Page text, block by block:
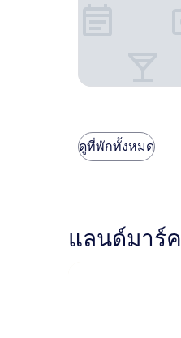
คืน
ที่
ชั่วโมง
ดูที่พักทั้งหมด
แลนด์มาร์